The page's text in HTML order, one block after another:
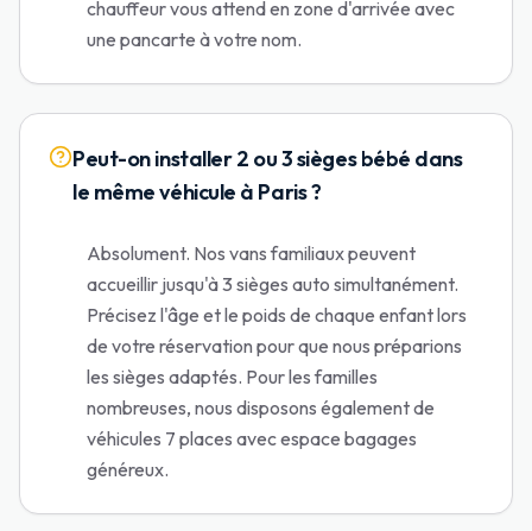
chauffeur vous attend en zone d'arrivée avec
une pancarte à votre nom.
Peut-on installer 2 ou 3 sièges bébé dans
le même véhicule à Paris ?
Absolument. Nos vans familiaux peuvent
accueillir jusqu'à 3 sièges auto simultanément.
Précisez l'âge et le poids de chaque enfant lors
de votre réservation pour que nous préparions
les sièges adaptés. Pour les familles
nombreuses, nous disposons également de
véhicules 7 places avec espace bagages
généreux.